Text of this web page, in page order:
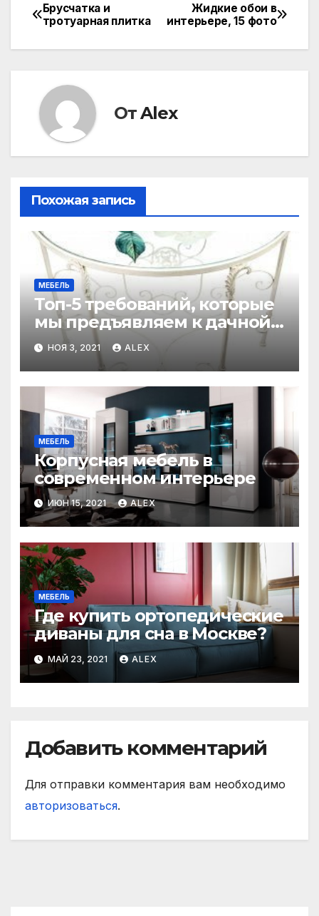
Навигация
по
Жидкие обои в
интерьере, 15 фото
Брусчатка и
тротуарная плитка
ОтAlex
Похожая запись
МЕБЕЛЬ
Топ-5 требований, которые
мы предъявляем к дачной
мебели в грядущем 2022-м
году
НОЯ 3, 2021 ALEX
МЕБЕЛЬ
Корпусная мебель в
современном интерьере
ИЮН 15, 2021 ALEX
МЕБЕЛЬ
Где купить ортопедические
диваны для сна в Москве?
МАЙ 23, 2021 ALEX
Добавить комментарий
Для отправки комментария вам необходимо
авторизоваться.